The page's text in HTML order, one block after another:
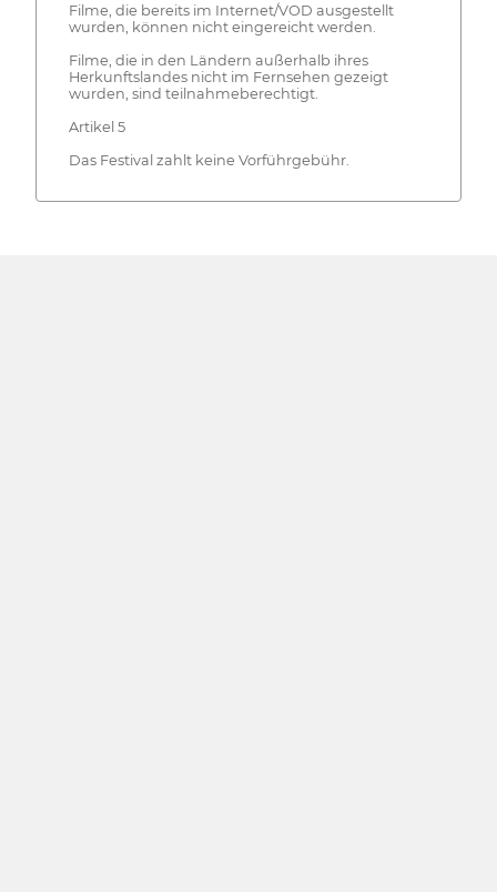
Filme, die bereits im Internet/VOD ausgestellt
wurden, können nicht eingereicht werden.
Filme, die in den Ländern außerhalb ihres
Herkunftslandes nicht im Fernsehen gezeigt
wurden, sind teilnahmeberechtigt.
Artikel 5
Das Festival zahlt keine Vorführgebühr.